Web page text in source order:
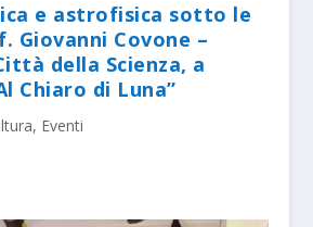
e astrofisica sotto le
Giovanni Covone –
della Scienza, a
Chiaro di Luna”
, Eventi